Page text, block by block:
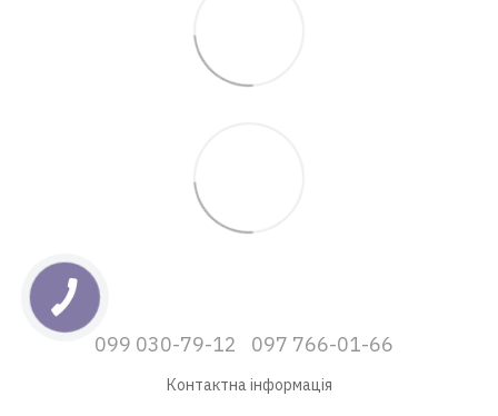
099 030-79-12 097 766-01-66
Контактна інформація